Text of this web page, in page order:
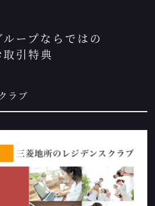
ープならではの
取引特典
ラブ